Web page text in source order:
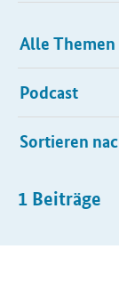
1 Beiträge